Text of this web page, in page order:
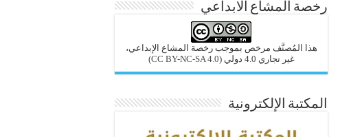
رخصة المشاع الابداعي
هذا المُصنَّف مرخص بموجب رخصة المشاع الإبداعي،
غير تجاري 4.0 دولي
(CC BY-NC-SA 4.0)
المكتبة الإلكترونية